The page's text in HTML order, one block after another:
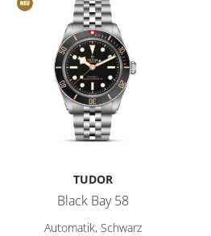
TUDOR
Black Bay 58
TUDOR Black Bay 58, Ref:
Automatik, Schwarz